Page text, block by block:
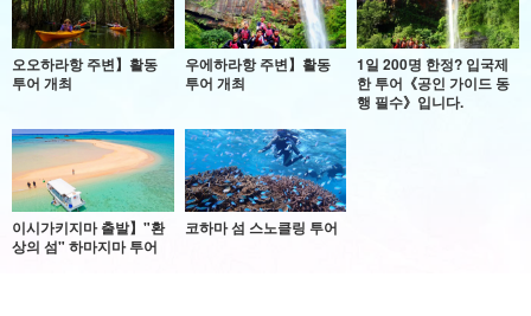
오오하라항 주변】활동
투어 개최
우에하라항 주변】활동
투어 개최
1일 200명 한정? 입국제
한 투어《공인 가이드 동
행 필수》입니다.
이시가키지마 출발】"환
상의 섬" 하마지마 투어
코하마 섬 스노클링 투어